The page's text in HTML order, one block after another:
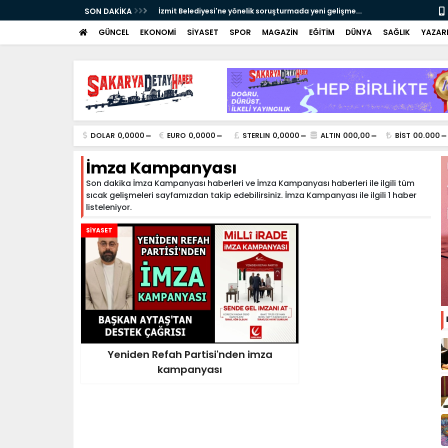
SON DAKİKA İzmit Belediyesi'ne yönelik soruşturmada yeni gelişme... Çalışma,
GÜNCEL EKONOMİ SİYASET SPOR MAGAZİN EĞİTİM DÜNYA SAĞLIK
DOLAR 0,0000 EURO 0,0000 STERLIN 0,0000 ALTIN 000,00 BİST 00.000
İmza Kampanyası
Son dakika İmza Kampanyası haberleri ve İmza Kampanyası haberleri ile ilgili tüm
sıcak gelişmeleri sayfamızdan takip edebilirsiniz. İmza Kampanyası ile ilgili 1 haber
listeleniyor.
SİYASET
Yeniden Refah Partisi'nden imza
kampanyası